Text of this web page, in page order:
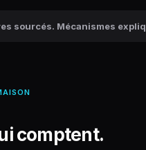
sourcés. Mécanismes
comptent.